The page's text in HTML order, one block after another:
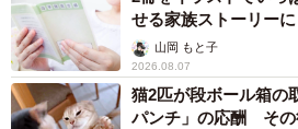
せる家族ストーリーに
山岡 もと子
2026.08.07
猫2匹が段ボール箱の
パンチ」の応酬 その